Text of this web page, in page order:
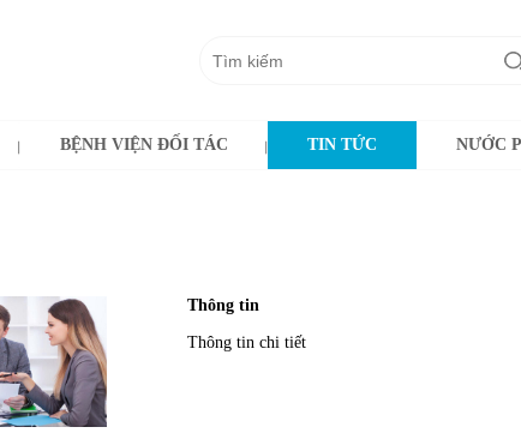
BỆNH VIỆN ĐỐI TÁC TIN TỨC NƯỚC
Thông tin
Thông tin chi tiết